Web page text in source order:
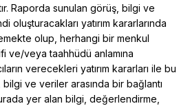
Raporda sunulan görüş, bilgi ve
oluşturacakları yatırım kararlarında
olup, herhangi bir menkul
ve/veya taahhüdü anlamına
verecekleri yatırım kararları ile bu
ve veriler arasında bir bağlantı
yer alan bilgi, değerlendirme,